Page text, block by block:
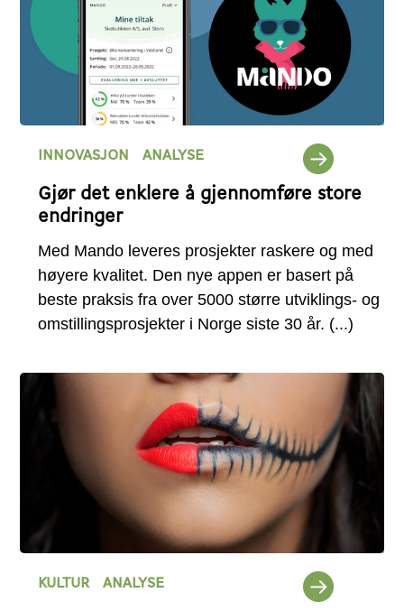
INNOVASJON ANALYSE
Gjør det enklere å gjennomføre store
endringer
Med Mando leveres prosjekter raskere og med
høyere kvalitet. Den nye appen er basert på
beste praksis fra over 5000 større utviklings- og
omstillingsprosjekter i Norge siste 30 år.
KULTUR ANALYSE